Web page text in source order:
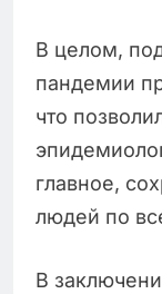
В целом,
пандемии
что
главное,
людей по
В